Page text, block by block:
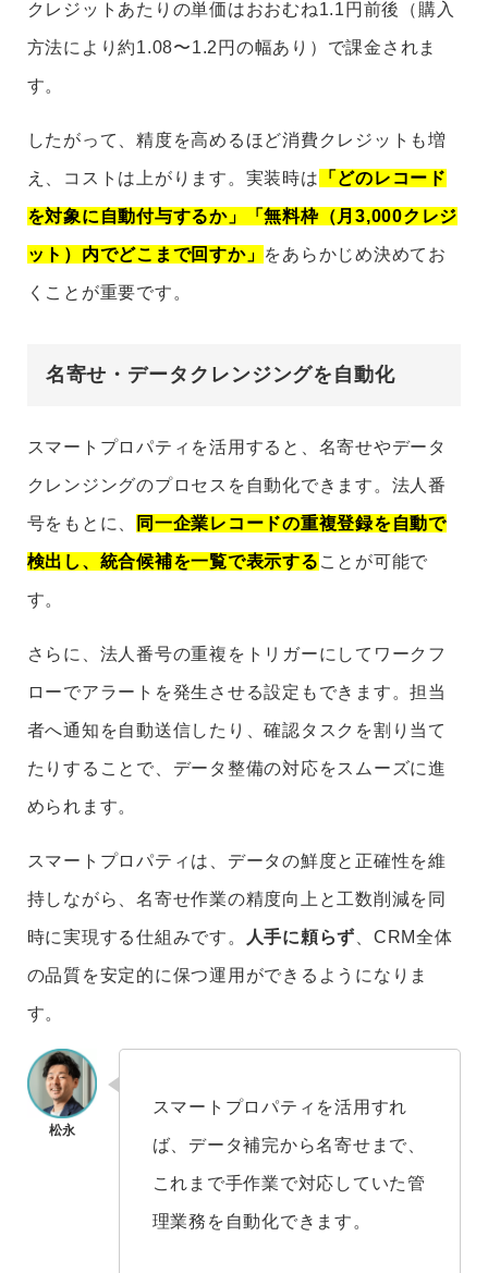
クレジットあたりの単価はおおむね1.1円前後（購入
方法により約1.08〜1.2円の幅あり）で課金されま
す。
したがって、精度を高めるほど消費クレジットも増
え、コストは上がります。実装時は 「どのレコード
を対象に自動付与するか」「無料枠（月3,000クレジ
ット）内でどこまで回すか」 をあらかじめ決めてお
くことが重要です。
名寄せ・データクレンジングを自動化
スマートプロパティを活用すると、名寄せやデータ
クレンジングのプロセスを自動化できます。法人番
号をもとに、 同一企業レコードの重複登録を自動で
検出し、統合候補を一覧で表示する ことが可能で
す。
さらに、法人番号の重複をトリガーにしてワークフ
ローでアラートを発生させる設定もできます。担当
者へ通知を自動送信したり、確認タスクを割り当て
たりすることで、データ整備の対応をスムーズに進
められます。
スマートプロパティは、データの鮮度と正確性を維
持しながら、名寄せ作業の精度向上と工数削減を同
時に実現する仕組みです。 人手に頼らず 、CRM全体
の品質を安定的に保つ運用ができるようになりま
す。
スマートプロパティを活用すれ
ば、データ補完から名寄せまで、
これまで手作業で対応していた管
理業務を自動化できます。